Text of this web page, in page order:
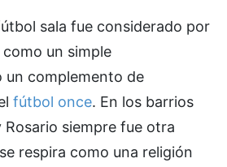
sala fue considerado por
un simple
complemento de
fútbol once. En los barrios
Rosario siempre fue otra
respira como una religión